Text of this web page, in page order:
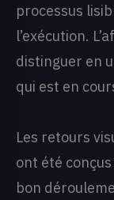
processus
l’exécution.
distinguer en
qui est en
Les retours
ont été
bon